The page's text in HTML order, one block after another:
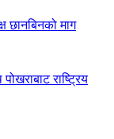
छानबिनको माग
राष्ट्रिय